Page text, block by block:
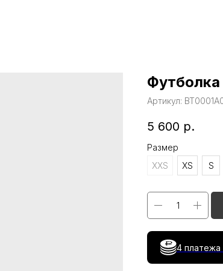
Футболка
Артикул:
5 600 р.
Размер
XXS
XS S
4 платежа